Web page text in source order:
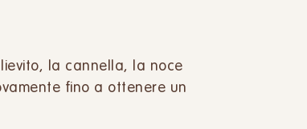
la cannella, la noce
fino a ottenere un